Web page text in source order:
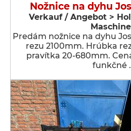
Nožnice na dyhu
Verkauf / Angebot >
Predám nožnice na dyhu
rezu 2100mm. Hrúbka
pravítka 20-680mm.
funkčné